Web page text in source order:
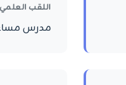
اللقب العلمي
مدرس